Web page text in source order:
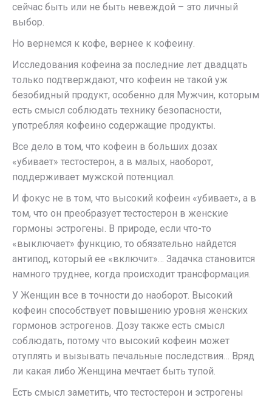
сейчас быть или не быть невеждой – это личный
выбор.
Но вернемся к кофе, вернее к кофеину.
Исследования кофеина за последние лет двадцать
только подтверждают, что кофеин не такой уж
безобидный продукт, особенно для Мужчин, которым
есть смысл соблюдать технику безопасности,
употребляя кофеино содержащие продукты.
Все дело в том, что кофеин в больших дозах
«убивает» тестостерон, а в малых, наоборот,
поддерживает мужской потенциал.
И фокус не в том, что высокий кофеин «убивает», а в
том, что он преобразует тестостерон в женские
гормоны эстрогены. В природе, если что-то
«выключает» функцию, то обязательно найдется
антипод, который ее «включит»… Задачка становится
намного труднее, когда происходит трансформация.
У Женщин все в точности до наоборот. Высокий
кофеин способствует повышению уровня женских
гормонов эстрогенов. Дозу также есть смысл
соблюдать, потому что высокий кофеин может
отуплять и вызывать печальные последствия… Вряд
ли какая либо Женщина мечтает быть тупой.
Есть смысл заметить, что тестостерон и эстрогены